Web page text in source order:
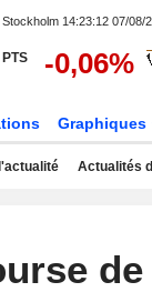
14:23:12 07/08/
PTS -0,06%
Graphiques
Actualités